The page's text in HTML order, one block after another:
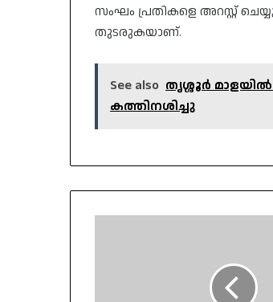
സംഘം പ്രതികളെ അറസ്റ്റ്
തുടരുകയാണ്.
See also തൃശ്ശൂർ മാളയിൽ
കത്തിനശിച്ചു